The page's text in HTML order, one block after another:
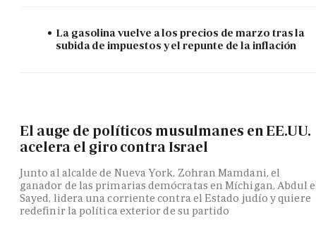
La gasolina vuelve a los precios de marzo tras la
subida de impuestos y el repunte de la inflación
El auge de políticos musulmanes en EE.UU.
acelera el giro contra Israel
Junto al alcalde de Nueva York, Zohran Mamdani, el
ganador de las primarias demócratas en Míchigan, Abdul
Sayed, lidera una corriente contra el Estado judío y quiere
redefinir la política exterior de su partido